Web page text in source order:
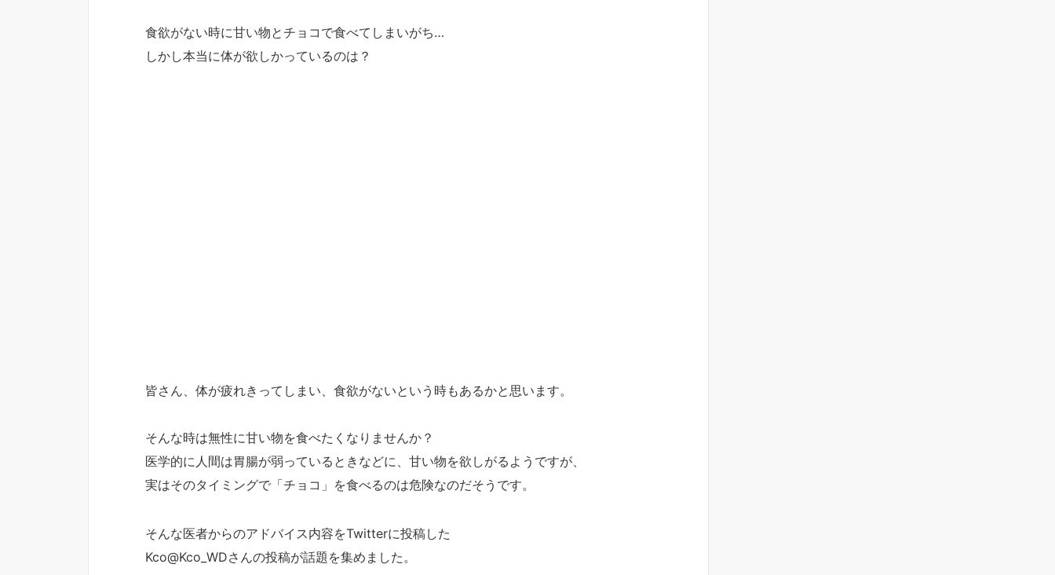
食欲がない時に甘い物とチョコで食べてしまいがち…
しかし本当に体が欲しかっているのは？
皆さん、体が疲れきってしまい、食欲がないという時もあるかと思います。
そんな時は無性に甘い物を食べたくなりませんか？
医学的に人間は胃腸が弱っているときなどに、甘い物を欲しがるようですが、
実はそのタイミングで「チョコ」を食べるのは危険なのだそうです。
そんな医者からのアドバイス内容をTwitterに投稿した
Kco@Kco_WDさんの投稿が話題を集めました。